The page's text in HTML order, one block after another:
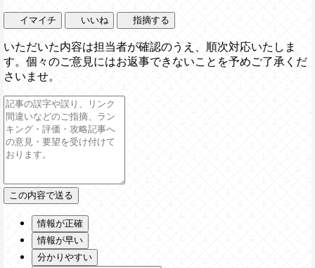
イマイチ いいね 指摘する
いただいた内容は担当者が確認のうえ、順次対応いたしま
す。個々のご意見にはお返事できないことを予めご了承くだ
さいませ。
情報が正確
情報が早い
分かりやすい